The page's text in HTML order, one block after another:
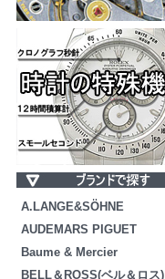
A.LANGE&SÖHNE
AUDEMARS PIGUET
Baume & Mercier
BELL＆ROSS(ベル＆ロス)